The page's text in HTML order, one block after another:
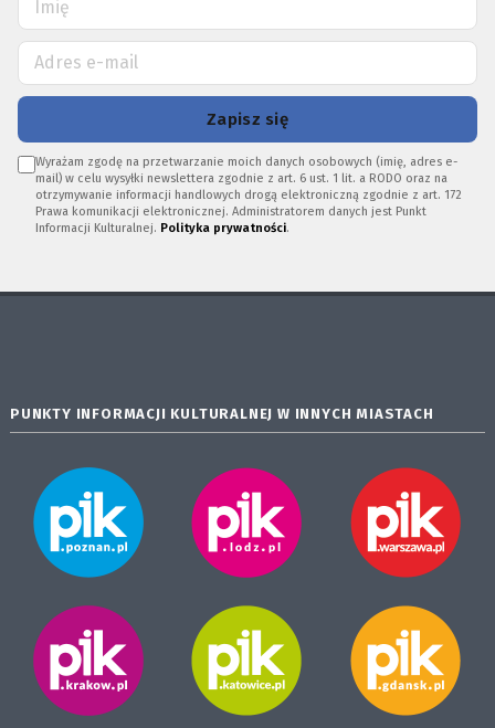
Zapisz się
Wyrażam zgodę na przetwarzanie moich danych osobowych (imię, adres e-
mail) w celu wysyłki newslettera zgodnie z art. 6 ust. 1 lit. a RODO oraz na
otrzymywanie informacji handlowych drogą elektroniczną zgodnie z art. 172
Prawa komunikacji elektronicznej. Administratorem danych jest Punkt
Informacji Kulturalnej. Polityka prywatności.
PUNKTY INFORMACJI KULTURALNEJ W INNYCH MIASTACH